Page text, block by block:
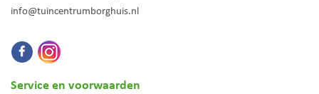
info@tuincentrumborghuis.nl
Service en voorwaarden